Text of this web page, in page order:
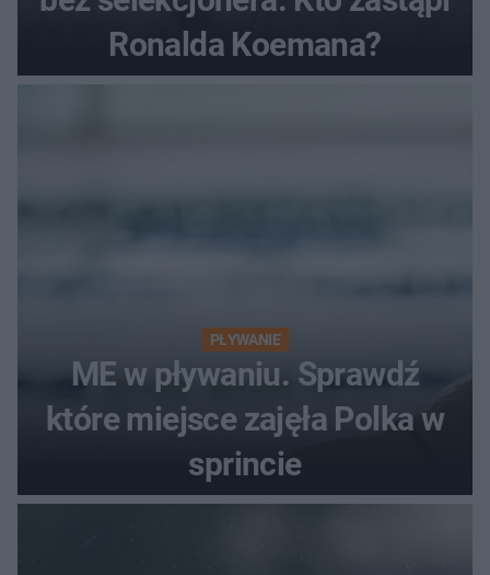
Ronalda Koemana?
PŁYWANIE
ME w pływaniu. Sprawdź
które miejsce zajęła Polka w
sprincie